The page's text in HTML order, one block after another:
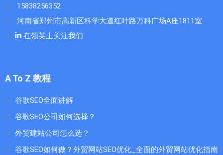
15838256352
河南省郑州市高新区科学大道红叶路万科广场A座1811室
在领英上关注我们
A To Z 教程
谷歌SEO全面讲解
谷歌SEO公司如何选择？
外贸建站公司怎么选？
谷歌SEO如何做？外贸网站SEO优化_全面的外贸网站优化指南